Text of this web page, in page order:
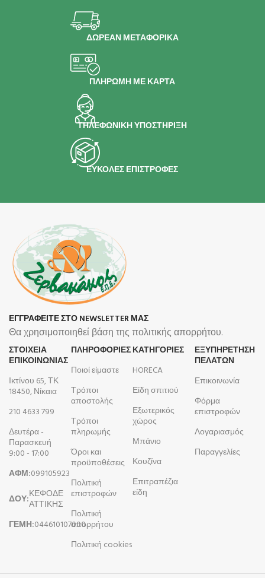
ΔΩΡΕΑΝ ΜΕΤΑΦΟΡΙΚΑ
ΠΛΗΡΩΜΗ ΜΕ ΚΑΡΤΑ
ΤΗΛΕΦΩΝΙΚΗ ΥΠΟΣΤΗΡΙΞΗ
ΕΥΚΟΛΕΣ ΕΠΙΣΤΡΟΦΕΣ
ΕΓΓΡΑΦΕΙΤΕ ΣΤΟ NEWSLETTER ΜΑΣ
Θα χρησιμοποιηθεί βάση της πολιτικής απορρήτου.
ΣΤΟΙΧΕΙΑ
ΕΠΙΚΟΙΝΩΝΙΑΣ
Ικτίνου 65, ΤΚ
18450, Νίκαια
210 4633 799
Δευτέρα -
Παρασκευή
9:00 - 17:00
ΑΦΜ:099105923
ΔΟΥ:ΚΕΦΟΔΕ
ΑΤΤΙΚΗΣ
ΓΕΜΗ:044610107000
ΠΛΗΡΟΦΟΡΊΕΣ
Ποιοί είμαστε
Τρόποι
αποστολής
Τρόποι
πληρωμής
Όροι και
προϋποθέσεις
Πολιτική
επιστροφών
Πολιτική
απορρήτου
Πολιτική cookies
ΚΑΤΗΓΟΡΙΕΣ
HORECA
Είδη σπιτιού
Εξωτερικός
χώρος
Μπάνιο
Κουζίνα
Επιτραπέζια
είδη
ΕΞΥΠΗΡΕΤΗΣΗ
ΠΕΛΑΤΩΝ
Επικοινωνία
Φόρμα
επιστροφών
Λογαριασμός
Παραγγελίες